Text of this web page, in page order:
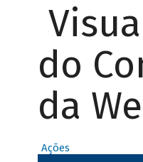
do
da
Ações